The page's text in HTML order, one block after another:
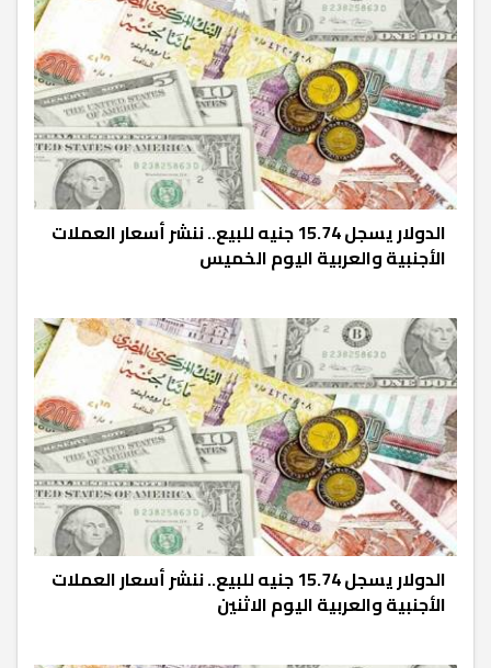
الدولار يسجل 15.74 جنيه للبيع.. ننشر أسعار العملات
الأجنبية والعربية اليوم الخميس
الدولار يسجل 15.74 جنيه للبيع.. ننشر أسعار العملات
الأجنبية والعربية اليوم الاثنين